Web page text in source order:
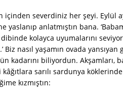
içinden severdiniz her şeyi. Eylül
yaslanıp anlatmıştın bana.
kolayca uyumalarını
Biz nasıl yaşamın ovada
kadarını biliyordun. Akşamları,
kâğıtlara sarılı sardunya
kızmıştın: